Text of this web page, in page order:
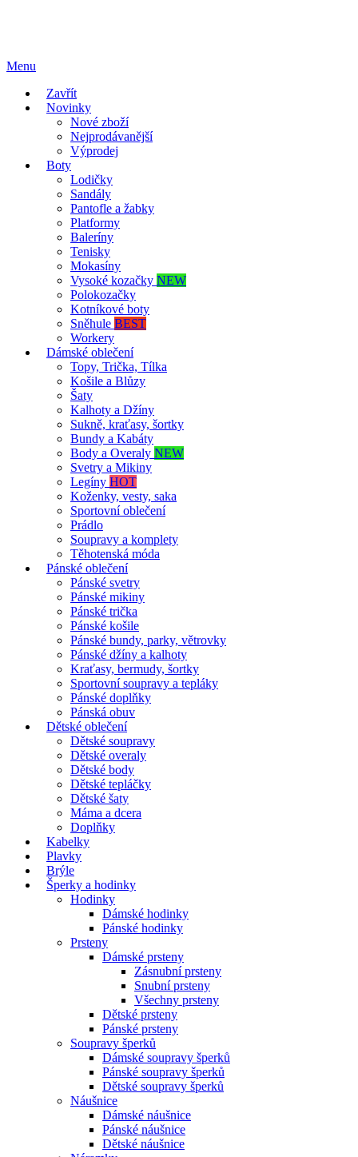
Menu
Zavřít
Novinky
Nové zboží
Nejprodávanější
Výprodej
Boty
Lodičky
Sandály
Pantofle a žabky
Platformy
Baleríny
Tenisky
Mokasíny
Vysoké kozačky NEW
Polokozačky
Kotníkové boty
Sněhule BEST
Workery
Dámské oblečení
Topy, Trička, Tílka
Košile a Blůzy
Šaty
Kalhoty a Džíny
Sukně, kraťasy, šortky
Bundy a Kabáty
Body a Overaly NEW
Svetry a Mikiny
Legíny HOT
Koženky, vesty, saka
Sportovní oblečení
Prádlo
Soupravy a komplety
Těhotenská móda
Pánské oblečení
Pánské svetry
Pánské mikiny
Pánské trička
Pánské košile
Pánské bundy, parky, větrovky
Pánské džíny a kalhoty
Kraťasy, bermudy, šortky
Sportovní soupravy a tepláky
Pánské doplňky
Pánská obuv
Dětské oblečení
Dětské soupravy
Dětské overaly
Dětské body
Dětské tepláčky
Dětské šaty
Máma a dcera
Doplňky
Kabelky
Plavky
Brýle
Šperky a hodinky
Hodinky
Dámské hodinky
Pánské hodinky
Prsteny
Dámské prsteny
Zásnubní prsteny
Snubní prsteny
Všechny prsteny
Dětské prsteny
Pánské prsteny
Soupravy šperků
Dámské soupravy šperků
Pánské soupravy šperků
Dětské soupravy šperků
Náušnice
Dámské náušnice
Pánské náušnice
Dětské náušnice